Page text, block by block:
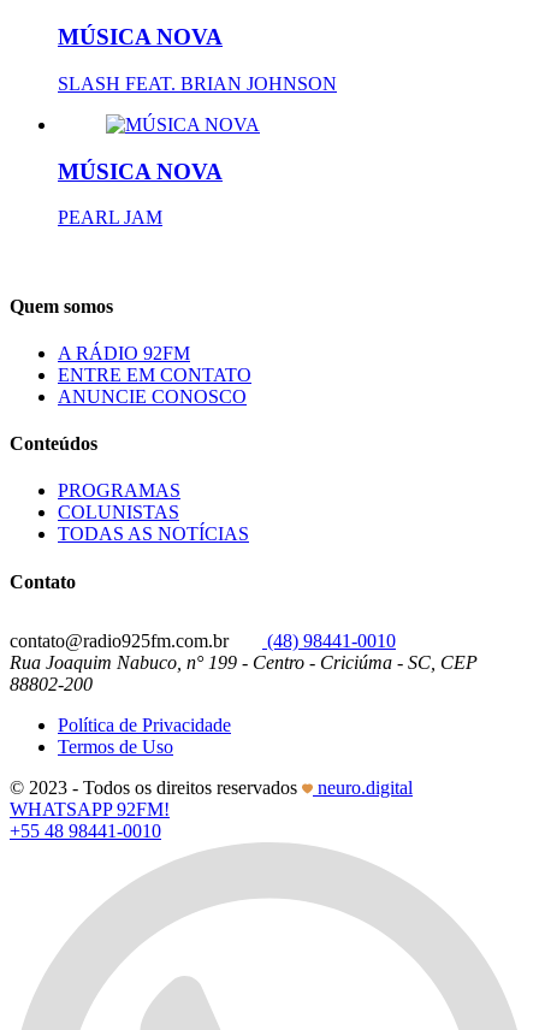
MÚSICA NOVA
SLASH FEAT. BRIAN JOHNSON
MÚSICA NOVA
PEARL JAM
Quem somos
A RÁDIO 92FM
ENTRE EM CONTATO
ANUNCIE CONOSCO
Conteúdos
PROGRAMAS
COLUNISTAS
TODAS AS NOTÍCIAS
Contato
contato@radio925fm.com.br
(48) 98441-0010
Rua Joaquim Nabuco, n° 199 - Centro - Criciúma - SC, CEP
88802-200
Política de Privacidade
Termos de Uso
© 2023 - Todos os direitos reservados
neuro.digital
WHATSAPP 92FM!
+55 48 98441-0010